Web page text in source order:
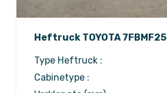
Heftruck TOYOTA 7FBMF25
Type Heftruck :
Cabinetype :